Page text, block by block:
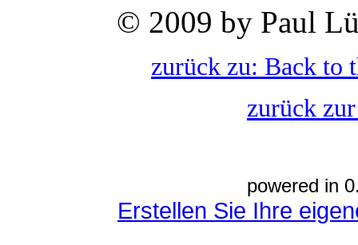
© 2009 by Paul
zurück zu: Back to
zurück
powered in
Erstellen Sie Ihre